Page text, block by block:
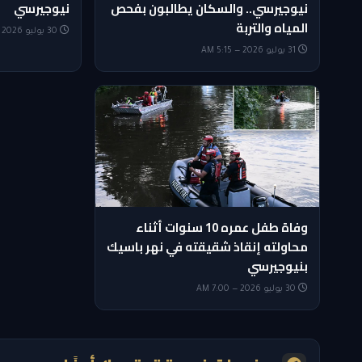
نيوجيرسي.. والسكان يطالبون بفحص
المياه والتربة
نيوجيرسي
وفاة طفل عمره 10 سنوات أثناء
محاولته إنقاذ شقيقته في نهر باسيك
بنيوجيرسي